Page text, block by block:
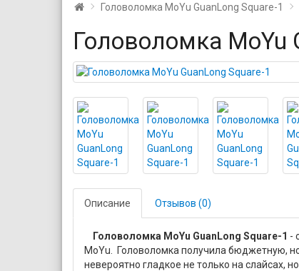
Головоломка MoYu GuanLong Square-1
Головоломка MoYu
Описание Отзывов (0)
Головоломка MoYu GuanLong Square-1 -
MoYu. Головоломка получила бюджетную,
невероятно гладкое не только на слайсах,